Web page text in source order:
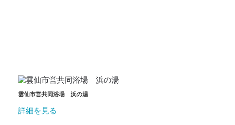
雲仙市営共同浴場 浜の湯
詳細を見る